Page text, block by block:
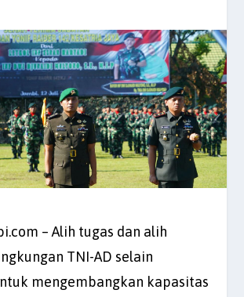
– Alih tugas dan alih
TNI-AD selain
mengembangkan kapasitas